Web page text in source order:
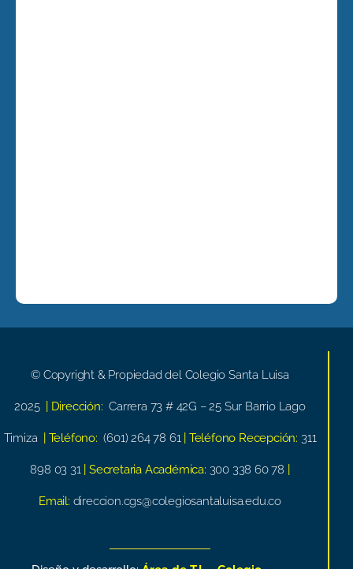
© Copyright & Propiedad del Colegio Santa Luisa
2025 | Dirección: Carrera 73 # 42G – 25 Sur Barrio Lago
Timiza | Teléfono: (601) 264 78 61 | Teléfono Recepción: 311
898 03 31 | Secretaria Académica: 300 338 60 78
Email: direccion.cgs@colegiosantaluisa.edu.co